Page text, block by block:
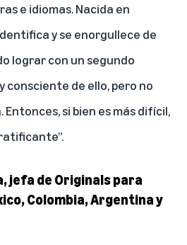
e idiomas. Nacida en
y se enorgullece de
lograr con un segundo
consciente de ello, pero no
si bien es más difícil,
jefa de Originals para
Colombia, Argentina y